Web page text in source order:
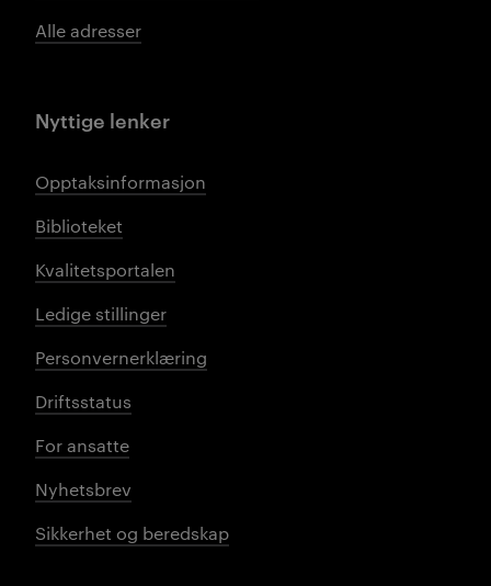
Alle adresser
Nyttige lenker
Opptaksinformasjon
Biblioteket
Kvalitetsportalen
Ledige stillinger
Personvernerklæring
Driftsstatus
For ansatte
Nyhetsbrev
Sikkerhet og beredskap